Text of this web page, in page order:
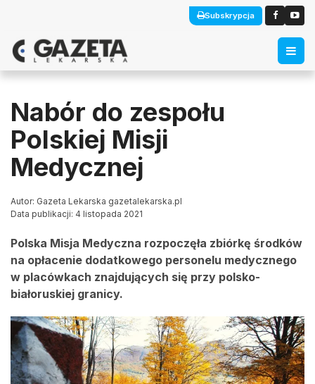
Subskrypcja
Nabór do zespołu
Polskiej Misji
Medycznej
Autor: Gazeta Lekarska gazetalekarska.pl
Data publikacji: 4 listopada 2021
Polska Misja Medyczna rozpoczęła zbiórkę środków
na opłacenie dodatkowego personelu medycznego
w placówkach znajdujących się przy polsko-
białoruskiej granicy.